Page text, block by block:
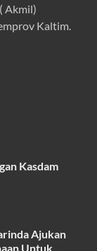
Akmil)
Kaltim.
Kasdam
Ajukan
Untuk